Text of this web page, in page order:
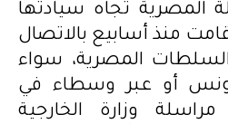
المصرية تجاه سيادتها
منذ أسابيع بالاتصال
المصرية، سواء
أو عبر وسطاء في
مراسلة وزارة الخارجية